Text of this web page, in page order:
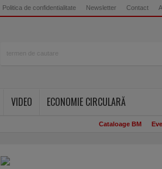
Politica de confidentialitate Newsletter Contact
VIDEO
ECONOMIE CIRCULARĂ
Cataloage BM